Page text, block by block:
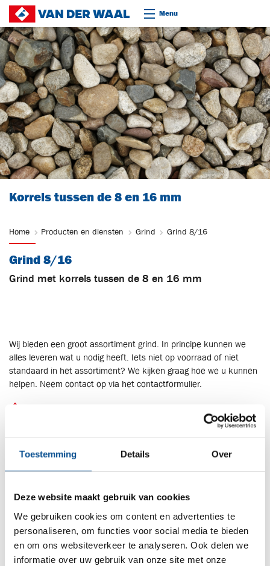
Toestemming Details Over
Deze website maakt gebruik van cookies
We gebruiken cookies om content en advertenties te
personaliseren, om functies voor social media te bieden
en om ons websiteverkeer te analyseren. Ook delen we
informatie over uw gebruik van onze site met onze
Ga naar content
Menu
Korrels tussen de 8 en 16 mm
Home Producten en diensten Grind Grind 8/16
Grind 8/16
Grind met korrels tussen de 8 en 16 mm
Wij bieden een groot assortiment grind. In principe kunnen we
alles leveren wat u nodig heeft. Iets niet op voorraad of niet
standaard in het assortiment? We kijken graag hoe we u kunnen
helpen. Neem contact op via het contactformulier.
Advies op maat
Gecertificeerd volgens de juiste normen